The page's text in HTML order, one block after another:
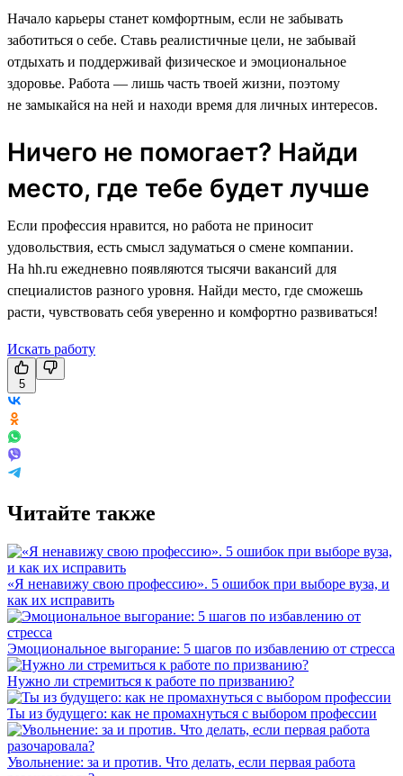
Начало карьеры станет комфортным, если не забывать
заботиться о себе. Ставь реалистичные цели, не забывай
отдыхать и поддерживай физическое и эмоциональное
здоровье. Работа — лишь часть твоей жизни, поэтому
не замыкайся на ней и находи время для личных интересов.
Ничего не помогает? Найди
место, где тебе будет лучше
Если профессия нравится, но работа не приносит
удовольствия, есть смысл задуматься о смене компании.
На hh.ru ежедневно появляются тысячи вакансий для
специалистов разного уровня. Найди место, где сможешь
расти, чувствовать себя уверенно и комфортно развиваться!
Искать работу
5
Читайте также
«Я ненавижу свою профессию». 5 ошибок при выборе вуза, и
как их исправить
Эмоциональное выгорание: 5 шагов по избавлению от стресса
Нужно ли стремиться к работе по призванию?
Ты из будущего: как не промахнуться с выбором профессии
Увольнение: за и против. Что делать, если первая работа